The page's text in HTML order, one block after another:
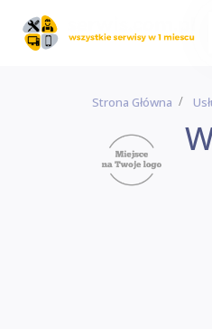
Strona Główna